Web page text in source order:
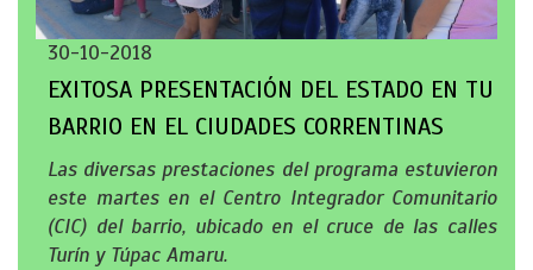
30-10-2018
EXITOSA PRESENTACIÓN DEL ESTADO EN TU
BARRIO EN EL CIUDADES CORRENTINAS
Las diversas prestaciones del programa estuvieron
este martes en el Centro Integrador Comunitario
(CIC) del barrio, ubicado en el cruce de las calles
Turín y Túpac Amaru.